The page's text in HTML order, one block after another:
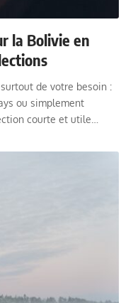
la Bolivie en
de votre besoin :
ou simplement
courte et utile…